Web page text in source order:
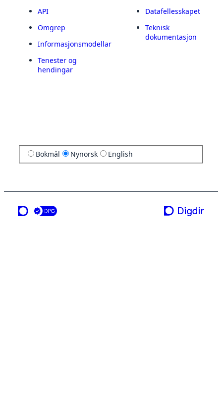
API
Omgrep
Informasjonsmodellar
Tenester og
hendingar
Datafellesskapet
Teknisk
dokumentasjon
Bokmål Nynorsk English